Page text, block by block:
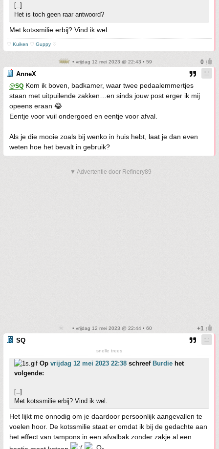
[..]
Het is toch geen raar antwoord?
Met kotssmilie erbij? Vind ik wel.
♡ Kuiken ♡ Guppy ♡
• vrijdag 12 mei 2023 @ 22:43 • 59
AnneX
@SQ Kom ik boven, badkamer, waar twee pedaalemmertjes
staan met uitpuilende zakken…en sinds jouw post erger ik mij
opeens eraan 😂
Eentje voor vuil ondergoed en eentje voor afval.
Als je die mooie zoals bij wenko in huis hebt, laat je dan even
weten hoe het bevalt in gebruik?
▼ Advertentie door Refinery89
• vrijdag 12 mei 2023 @ 22:44 • 60
SQ
snelle trees
Op vrijdag 12 mei 2023 22:38 schreef Burdie het
volgende:
[..]
Met kotssmilie erbij? Vind ik wel.
Het lijkt me onnodig om je daardoor persoonlijk aangevallen te
voelen hoor. De kotssmilie staat er omdat ik bij de gedachte aan
het effect van tampons in een afvalbak zonder zakje al een